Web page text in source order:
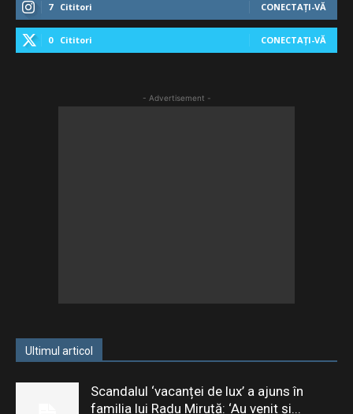
7 Cititori CONECTAȚI-VĂ
0 Cititori CONECTAȚI-VĂ
- Advertisement -
Ultimul articol
Scandalul ‘vacanței de lux’ a ajuns în
familia lui Radu Miruță: ‘Au venit și...